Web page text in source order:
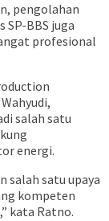
pengolahan
BBS juga
profesional
salah satu
energi.
salah satu upaya
kompeten
kata Ratno.